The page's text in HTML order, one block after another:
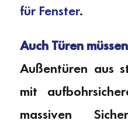
für Fenster.
Auch Türen
Außentüren aus
mit
massiven